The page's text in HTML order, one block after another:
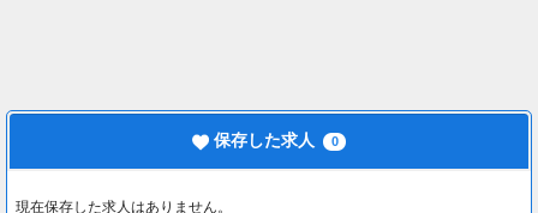
保存した求人 0
現在保存した求人はありません。